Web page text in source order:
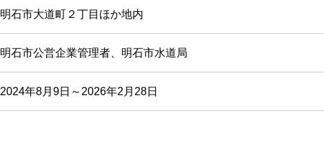
明石市大道町２丁目ほか地内
明石市公営企業管理者、明石市水道局
2024年8月9日～2026年2月28日